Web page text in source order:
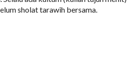
sholat tarawih bersama.